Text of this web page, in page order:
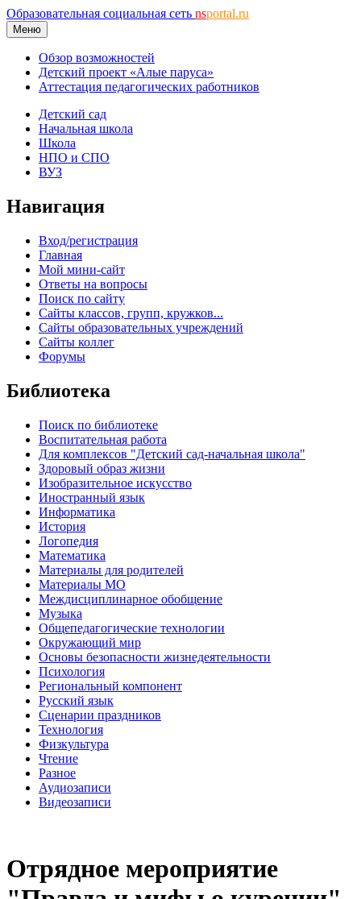
Образовательная социальная сеть nsportal.ru
Меню
Обзор возможностей
Детский проект «Алые паруса»
Аттестация педагогических работников
Детский сад
Начальная школа
Школа
НПО и СПО
ВУЗ
Навигация
Вход/регистрация
Главная
Мой мини-сайт
Ответы на вопросы
Поиск по сайту
Сайты классов, групп, кружков...
Сайты образовательных учреждений
Сайты коллег
Форумы
Библиотека
Поиск по библиотеке
Воспитательная работа
Для комплексов "Детский сад-начальная школа"
Здоровый образ жизни
Изобразительное искусство
Иностранный язык
Информатика
История
Логопедия
Математика
Материалы для родителей
Материалы МО
Междисциплинарное обобщение
Музыка
Общепедагогические технологии
Окружающий мир
Основы безопасности жизнедеятельности
Психология
Региональный компонент
Русский язык
Сценарии праздников
Технология
Физкультура
Чтение
Разное
Аудиозаписи
Видеозаписи
Отрядное мероприятие